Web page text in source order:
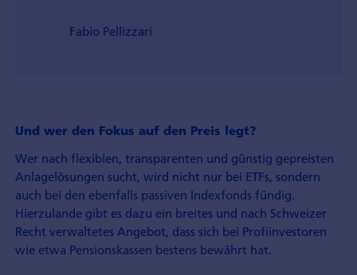
Fabio Pellizzari
Und wer den Fokus auf den Preis legt?
Wer nach flexiblen, transparenten und günstig gepreisten
Anlagelösungen sucht, wird nicht nur bei ETFs, sondern
auch bei den ebenfalls passiven Indexfonds fündig.
Hierzulande gibt es dazu ein breites und nach Schweizer
Recht verwaltetes Angebot, dass sich bei Profiinvestoren
wie etwa Pensionskassen bestens bewährt hat.